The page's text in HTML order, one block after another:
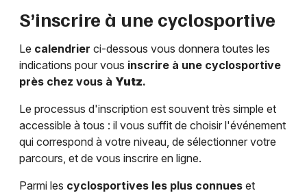
S’inscrire à une cyclosportive
Le calendrier ci-dessous vous donnera toutes les
indications pour vous inscrire à une cyclosportive
près chez vous à Yutz.
Le processus d'inscription est souvent très simple et
accessible à tous : il vous suffit de choisir l'événement
qui correspond à votre niveau, de sélectionner votre
parcours, et de vous inscrire en ligne.
Parmi les cyclosportives les plus connues et